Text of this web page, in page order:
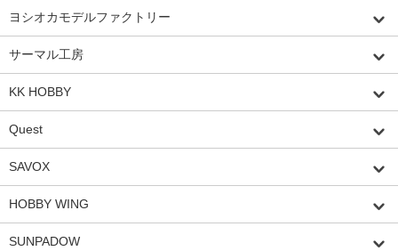
ヨシオカモデルファクトリー
サーマル工房
KK HOBBY
Quest
SAVOX
HOBBY WING
SUNPADOW